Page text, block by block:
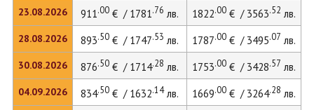
23.08.2026
28.08.2026
30.08.2026
04.09.2026
911.00€ / 1781.76 лв. 1822.00€ / 3563.52 лв.
893.50€ / 1747.53 лв. 1787.00€ / 3495.07 лв.
876.50€ / 1714.28 лв. 1753.00€ / 3428.57 лв.
834.50€ / 1632.14лв. 1669.00€ / 3264.28 лв.